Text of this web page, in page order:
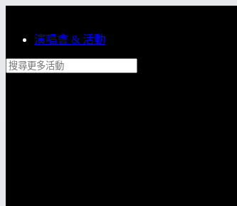
演唱會 & 活動
搜尋更多活動